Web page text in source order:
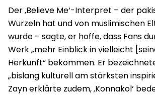
Der ‚Believe Me‘-Interpret – der
Wurzeln hat und von muslimischen
wurde – sagte, er hoffe, dass Fans
Werk „mehr Einblick in vielleicht
Herkunft“ bekommen. Er
„bislang kulturell am stärksten
Zayn erklärte zudem, ‚Konnakol‘